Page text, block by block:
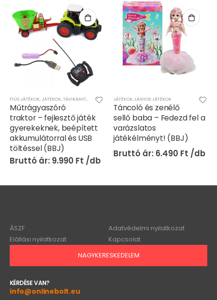
JÁTÉKOK,LÁNYOS JÁTÉKOK
Táncoló és zenélő
sellő baba – Fedezd fel a
varázslatos
játékélményt! (BBJ)
6.490
FIÚS JÁTÉKOK,JÁTÉKOK
Full speed racing
forma 1 versenypálya két
szupergyors autóval (FX)
(BBJ)
8.490 Ft
Elállási nyilatkozat
Kapcsolat
NAGYKERESKEDELEM
info@onlinebolt.eu